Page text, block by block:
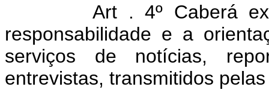
Art . 4º Caberá
responsabilidade e a
serviços de notícias,
entrevistas, transmitidos